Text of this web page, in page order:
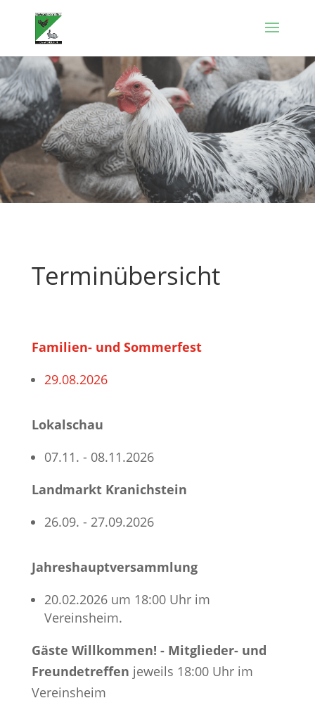
Terminübersicht
Familien- und Sommerfest
29.08.2026
Lokalschau
07.11. - 08.11.2026
Landmarkt Kranichstein
26.09. - 27.09.2026
Jahreshauptversammlung
20.02.2026 um 18:00 Uhr im
Vereinsheim.
Gäste Willkommen! - Mitglieder- und
Freundetreffen jeweils 18:00 Uhr im
Vereinsheim